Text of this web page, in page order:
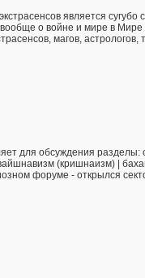
является
о войне и мире в
магов, астрологов,
для обсуждения
(кришнаизм) |
форуме - открылся